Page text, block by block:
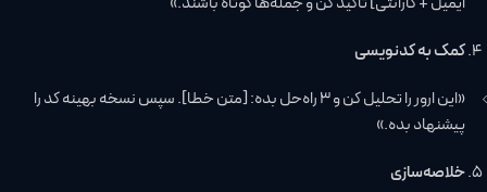
کمک به کدنویسی
«این ارور را تحلیل کن و ۳ راه‌حل بده: [متن خطا]. سپس نسخه بهینه کد را
پیشنهاد بده.»
خلاصه‌سازی